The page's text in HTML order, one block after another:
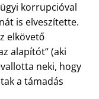
korrupcióval
is elveszítette.
elkövető
alapítót (aki
neki, hogy
a támadás